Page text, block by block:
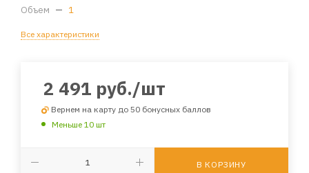
Объем — 1
Все характеристики
2 491 руб./шт
Вернем на карту до 50 бонусных баллов
Меньше 10 шт
В КОРЗИНУ